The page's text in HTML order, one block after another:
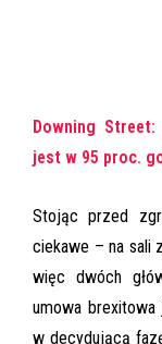
Downing
jest w 95 proc.
Stojąc przed
ciekawe – na sali
więc dwóch
umowa
w decydującą